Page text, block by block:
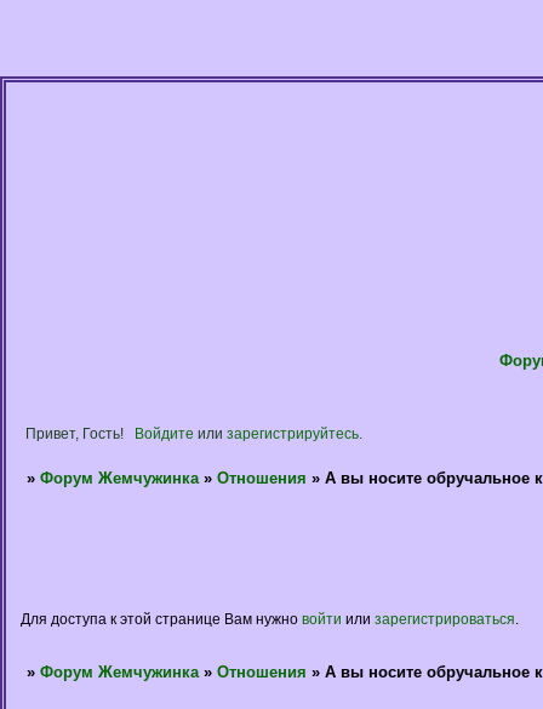
Привет, Гость! Войдите или зарегистрируйтесь.
» Форум Жемчужинка » Отношения » А вы носите обручальное
Для доступа к этой странице Вам нужно войти или зарегистрироваться
» Форум Жемчужинка » Отношения » А вы носите обручальное